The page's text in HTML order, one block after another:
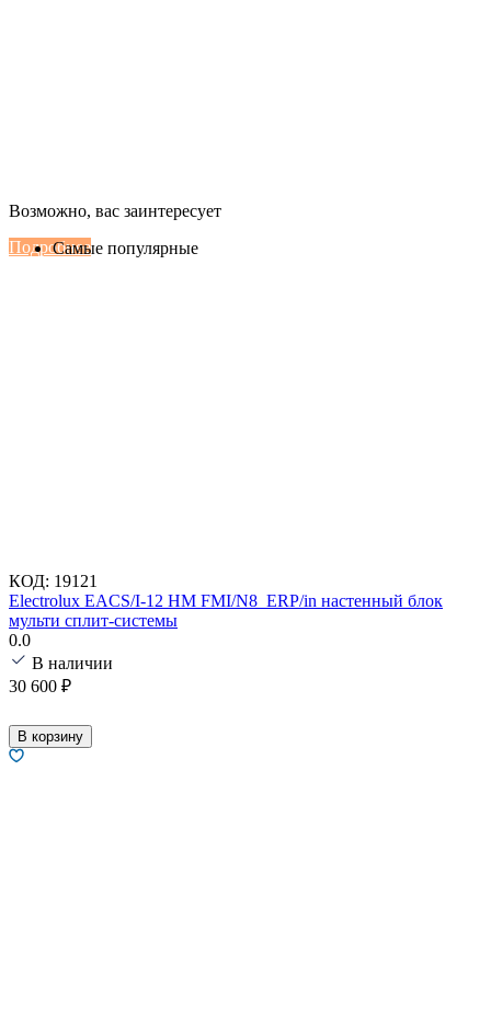
Настенные сплит-системы Haier
Подробнее
Возможно, вас заинтересует
Самые популярные
КОД: 19121
Electrolux EACS/I-12 HM FMI/N8_ERP/in настенный блок
мульти сплит-системы
0.0
В наличии
30 600 ₽
В корзину